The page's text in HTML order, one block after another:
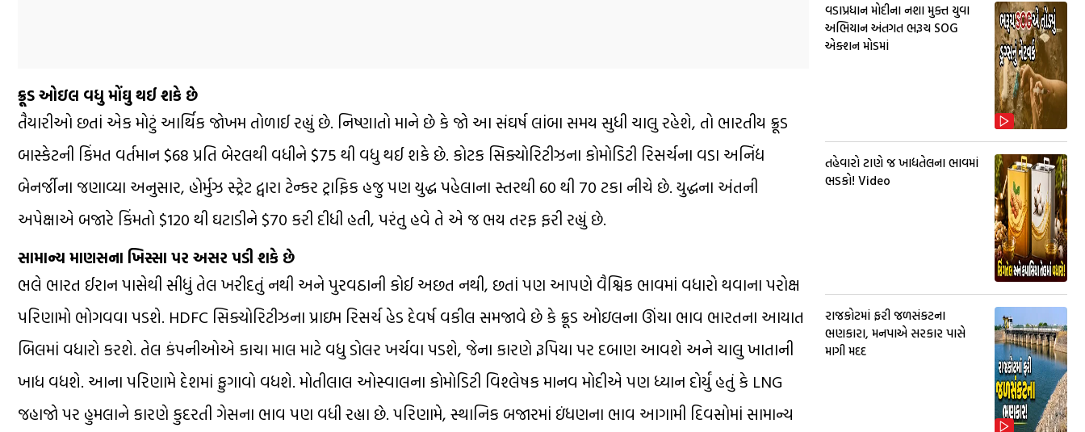
ક્રૂડ ઓઇલ વધુ મોંઘુ થઈ શકે છે
તૈયારીઓ છતાં એક મોટું આર્થિક જોખમ તોળાઈ રહ્યું છે. નિષ્ણાતો માને છે કે જો આ સંઘર્ષ લાંબા સમય સુધી ચાલુ રહેશે, તો ભારતીય ક્રૂડ
બાસ્કેટની કિંમત વર્તમાન $68 પ્રતિ બેરલથી વધીને $75 થી વધુ થઈ શકે છે. કોટક સિક્યોરિટીઝના કોમોડિટી રિસર્ચના વડા અનિંદ્ય
બેનર્જીના જણાવ્યા અનુસાર, હોર્મુઝ સ્ટ્રેટ દ્વારા ટેન્કર ટ્રાફિક હજુ પણ યુદ્ધ પહેલાના સ્તરથી 60 થી 70 ટકા નીચે છે. યુદ્ધના અંતની
અપેક્ષાએ બજારે કિંમતો $120 થી ઘટાડીને $70 કરી દીધી હતી, પરંતુ હવે તે એ જ ભય તરફ ફરી રહ્યું છે.
સામાન્ય માણસના ખિસ્સા પર અસર પડી શકે છે
ભલે ભારત ઈરાન પાસેથી સીધું તેલ ખરીદતું નથી અને પુરવઠાની કોઈ અછત નથી, છતાં પણ આપણે વૈશ્વિક ભાવમાં વધારો થવાના પરોક્ષ
પરિણામો ભોગવવા પડશે. HDFC સિક્યોરિટીઝના પ્રાઇમ રિસર્ચ હેડ દેવર્ષ વકીલ સમજાવે છે કે ક્રૂડ ઓઇલના ઊંચા ભાવ ભારતના આયાત
બિલમાં વધારો કરશે. તેલ કંપનીઓએ કાચા માલ માટે વધુ ડોલર ખર્ચવા પડશે, જેના કારણે રૂપિયા પર દબાણ આવશે અને ચાલુ ખાતાની
ખાધ વધશે. આના પરિણામે દેશમાં ફુગાવો વધશે. મોતીલાલ ઓસ્વાલના કોમોડિટી વિશ્લેષક માનવ મોદીએ પણ ધ્યાન દોર્યું હતું કે LNG
જહાજો પર હુમલાને કારણે કુદરતી ગેસના ભાવ પણ વધી રહ્યા છે. પરિણામે, સ્થાનિક બજારમાં ઇંધણના ભાવ આગામી દિવસોમાં સામાન્ય
વડાપ્રધાન મોદીના નશા મુક્ત યુવા
અભિયાન અંતગત ભરૂચ SOG
એક્શન મોડમાં
તહેવારો ટાણે જ ખાદ્યતેલના ભાવમાં
ભડકો! Video
રાજકોટમાં ફરી જળસંકટના
ભણકારા, મનપાએ સરકાર પાસે
માગી મદદ